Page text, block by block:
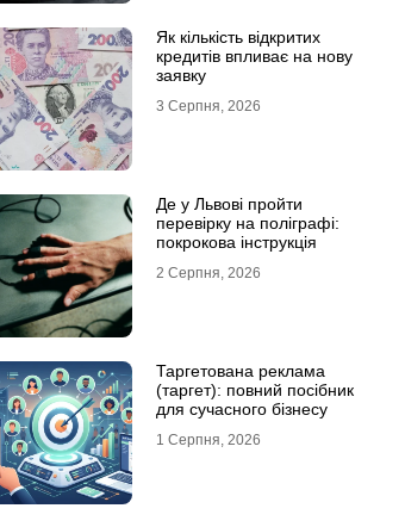
Як кількість відкритих
кредитів впливає на нову
заявку
3 Серпня, 2026
Де у Львові пройти
перевірку на поліграфі:
покрокова інструкція
2 Серпня, 2026
Таргетована реклама
(таргет): повний посібник
для сучасного бізнесу
1 Серпня, 2026